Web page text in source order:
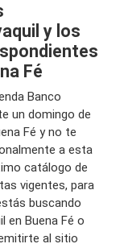
y los
Fé
Banco
un domingo de
Fé y no te
a esta
catálogo de
vigentes, para
buscando
en Buena Fé o
al sitio